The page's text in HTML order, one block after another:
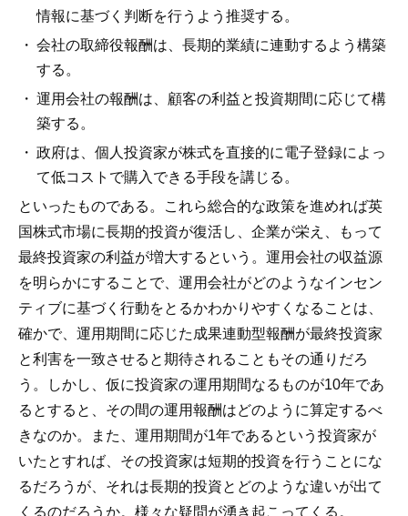
情報に基づく判断を行うよう推奨する。
会社の取締役報酬は、長期的業績に連動するよう構築
する。
運用会社の報酬は、顧客の利益と投資期間に応じて構
築する。
政府は、個人投資家が株式を直接的に電子登録によっ
て低コストで購入できる手段を講じる。
といったものである。これら総合的な政策を進めれば英
国株式市場に長期的投資が復活し、企業が栄え、もって
最終投資家の利益が増大するという。運用会社の収益源
を明らかにすることで、運用会社がどのようなインセン
ティブに基づく行動をとるかわかりやすくなることは、
確かで、運用期間に応じた成果連動型報酬が最終投資家
と利害を一致させると期待されることもその通りだろ
う。しかし、仮に投資家の運用期間なるものが10年であ
るとすると、その間の運用報酬はどのように算定するべ
きなのか。また、運用期間が1年であるという投資家が
いたとすれば、その投資家は短期的投資を行うことにな
るだろうが、それは長期的投資とどのような違いが出て
くるのだろうか。様々な疑問が湧き起こってくる。